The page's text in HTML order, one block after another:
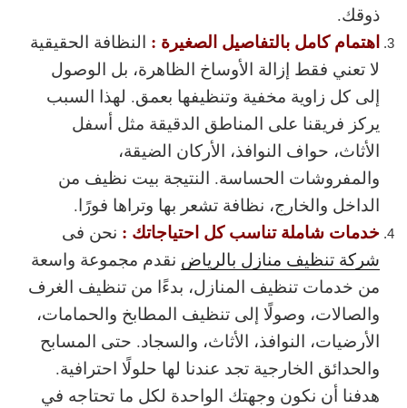
ذوقك.
اهتمام كامل بالتفاصيل الصغيرة : النظافة الحقيقية
لا تعني فقط إزالة الأوساخ الظاهرة، بل الوصول
إلى كل زاوية مخفية وتنظيفها بعمق. لهذا السبب
يركز فريقنا على المناطق الدقيقة مثل أسفل
الأثاث، حواف النوافذ، الأركان الضيقة،
والمفروشات الحساسة. النتيجة بيت نظيف من
الداخل والخارج، نظافة تشعر بها وتراها فورًا.
خدمات شاملة تناسب كل احتياجاتك : نحن فى
شركة تنظيف منازل بالرياض نقدم مجموعة واسعة
من خدمات تنظيف المنازل، بدءًا من تنظيف الغرف
والصالات، وصولًا إلى تنظيف المطابخ والحمامات،
الأرضيات، النوافذ، الأثاث، والسجاد. حتى المسابح
والحدائق الخارجية تجد عندنا لها حلولًا احترافية.
هدفنا أن نكون وجهتك الواحدة لكل ما تحتاجه في